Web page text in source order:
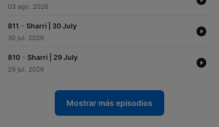
03 ago. 2026
811 - Sharri | 30 July
30 jul. 2026
810 - Sharri | 29 July
29 jul. 2026
Mostrar más episodios